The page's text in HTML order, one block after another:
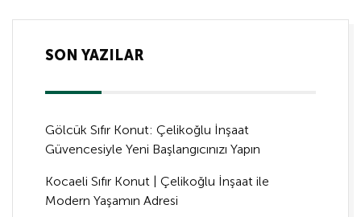
SON YAZILAR
Gölcük Sıfır Konut: Çelikoğlu İnşaat
Güvencesiyle Yeni Başlangıcınızı Yapın
Kocaeli Sıfır Konut | Çelikoğlu İnşaat ile
Modern Yaşamın Adresi